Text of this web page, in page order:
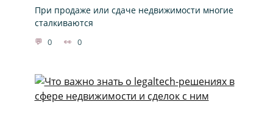
При продаже или сдаче недвижимости многие
сталкиваются
0 0